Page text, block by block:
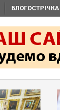
БЛОГОСТРІЧКА